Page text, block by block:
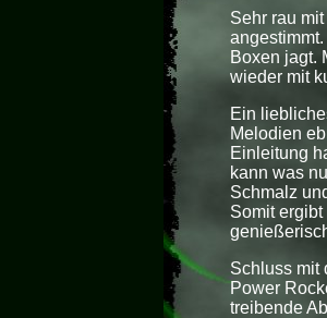
Sehr rau
Boxen jagt.
wieder mit
Ein
Melodien
Einleitung
kann was
Schmalz
Somit
Schluss mit
Power
treibende